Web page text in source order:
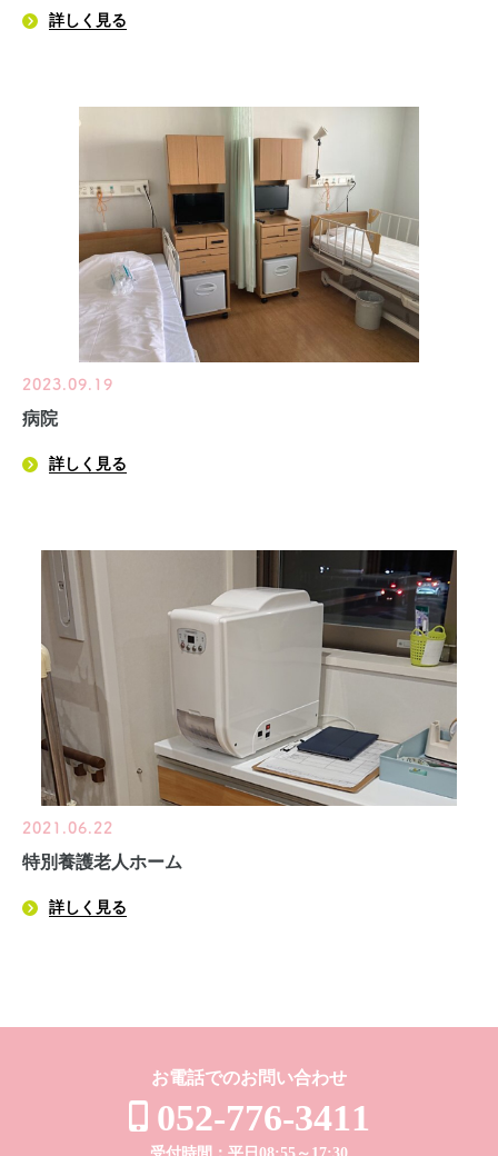
詳しく見る
2023.09.19
病院
詳しく見る
2021.06.22
特別養護老人ホーム
詳しく見る
お電話でのお問い合わせ
052-776-3411